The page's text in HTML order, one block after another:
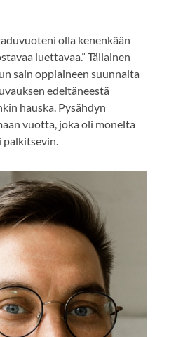
olla kenenkään
luettavaa.” Tällainen
sain oppiaineen suunnalta
edeltäneestä
hauska. Pysähdyn
vuotta, joka oli monelta
palkitsevin.